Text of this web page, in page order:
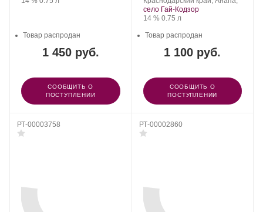
1 450 руб.
Товар распродан
СООБЩИТЬ О
ПОСТУПЛЕНИИ
село Гай-Кодзор
Крепость
14 %. Объем
0.75 л
1 100 руб.
Товар распродан
СООБЩИТЬ О
ПОСТУПЛЕНИИ
РТ-00003758 РТ-00002860